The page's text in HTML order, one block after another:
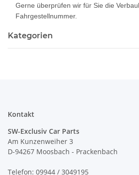
Gerne überprüfen wir für Sie die
Fahrgestellnummer.
Kategorien
Kontakt
SW-Exclusiv Car Parts
Am Kunzenweiher 3
D-94267 Moosbach - Prackenbach
Telefon: 09944 / 3049195